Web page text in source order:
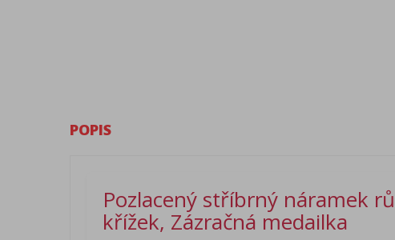
POPIS
Pozlacený stříbrný náramek
křížek, Zázračná medailka